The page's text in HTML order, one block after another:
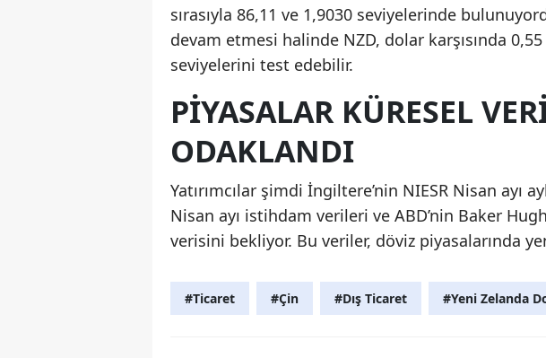
sırasıyla 86,11 ve 1,9030 seviyelerinde
devam etmesi halinde NZD, dolar karşısında
seviyelerini test edebilir.
PIYASALAR KÜRESEL
ODAKLANDI
Yatırımcılar şimdi İngiltere’nin NIESR Nisan ayı
Nisan ayı istihdam verileri ve ABD’nin Baker
verisini bekliyor. Bu veriler, döviz piyasalarında
#Ticaret #Çin #Dış Ticaret #Yeni Zelanda